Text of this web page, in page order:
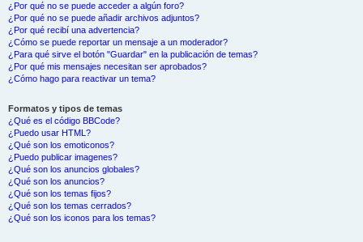
¿Por qué no se puede acceder a algún foro?
¿Por qué no se puede añadir archivos adjuntos?
¿Por qué recibí una advertencia?
¿Cómo se puede reportar un mensaje a un moderador?
¿Para qué sirve el botón "Guardar" en la publicación de temas?
¿Por qué mis mensajes necesitan ser aprobados?
¿Cómo hago para reactivar un tema?
Formatos y tipos de temas
¿Qué es el código BBCode?
¿Puedo usar HTML?
¿Qué son los emoticonos?
¿Puedo publicar imagenes?
¿Qué son los anuncios globales?
¿Qué son los anuncios?
¿Qué son los temas fijos?
¿Qué son los temas cerrados?
¿Qué son los iconos para los temas?